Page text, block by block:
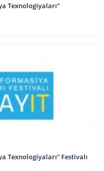
Texnologiyaları”
Texnologiyaları” Festivalı